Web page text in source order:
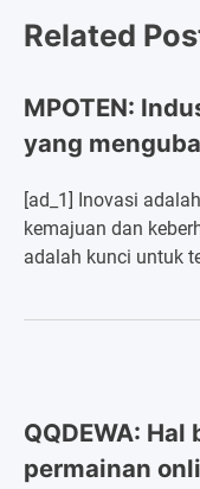
Related
MPOTEN:
yang
[ad_1] Inovasi
kemajuan dan
adalah kunci untuk
QQDEWA:
permainan